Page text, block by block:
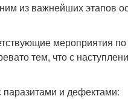
из важнейших этапов
мероприятия
тем, что с
паразитами и дефектами: